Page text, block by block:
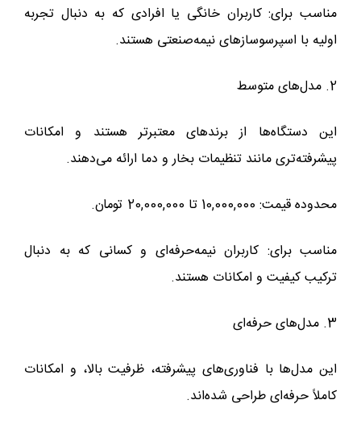
مناسب برای: کاربران خانگی یا افرادی که به دنبال تجربه
اولیه با اسپرسوسازهای نیمه‌صنعتی هستند.
2. مدل‌های متوسط
این دستگاه‌ها از برندهای معتبرتر هستند و امکانات
پیشرفته‌تری مانند تنظیمات بخار و دما ارائه می‌دهند.
محدوده قیمت: 10,000,000 تا 20,000,000 تومان.
مناسب برای: کاربران نیمه‌حرفه‌ای و کسانی که به دنبال
ترکیب کیفیت و امکانات هستند.
3. مدل‌های حرفه‌ای
این مدل‌ها با فناوری‌های پیشرفته، ظرفیت بالا، و امکانات
کاملاً حرفه‌ای طراحی شده‌اند.